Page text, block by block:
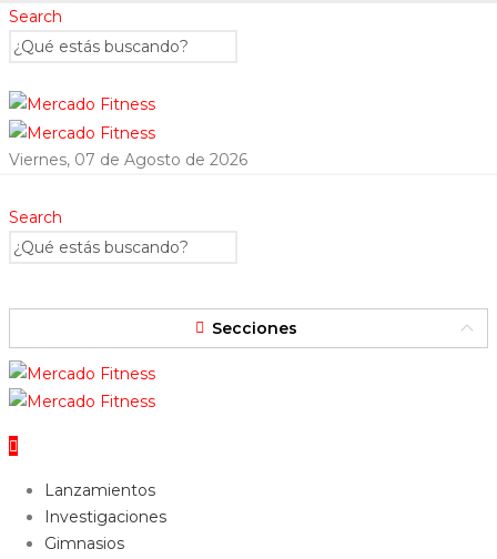
Search
Viernes, 07 de Agosto de 2026
Search
Secciones
Lanzamientos
Investigaciones
Gimnasios